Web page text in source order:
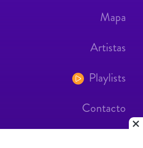
Mapa
Artistas
Playlists
Contacto